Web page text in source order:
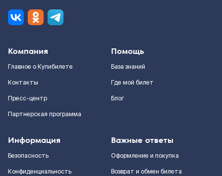
Компания
Главное о Купибилете
Контакты
Пресс-центр
Партнерская программа
Помощь
База знаний
Где мой билет
Блог
Информация
Безопасность
Конфиденциальность
Важные ответы
Оформление и покупка
Возврат и обмен билета